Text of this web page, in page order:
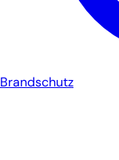
Brandschutz